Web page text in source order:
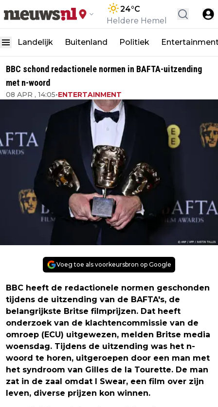
24°C
Heldere Hemel
Landelijk Buitenland Politiek
BBC schond redactionele normen in BAFTA-uitzending
met n-woord
08 APR , 14:05•ENTERTAINMENT
Voeg toe als voorkeursbron op Google
BBC heeft de redactionele normen geschonden
tijdens de uitzending van de BAFTA's, de
belangrijkste Britse filmprijzen. Dat heeft
onderzoek van de klachtencommissie van de
omroep (ECU) uitgewezen, melden Britse media
woensdag. Tijdens de uitzending was het n-
woord te horen, uitgeroepen door een man met
het syndroom van Gilles de la Tourette. De man
zat in de zaal omdat I Swear, een film over zijn
leven, diverse prijzen kon winnen.